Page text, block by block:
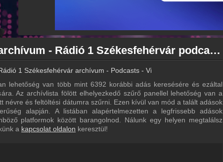
Rádió 1 Székesfehérvár archívum - Rádió 1 Székesfehérvár podcasts - Rádió 1 Székesfehérvár visszahallgatás
1 Székesfehérvár archívum - Podcasts - Visszahallgatás
lehetőség van több mint 6392 korábbi adás keresésére és ezáltal
Az archívlista fölött elhelyezkedő szűrő panellel lehetőség van a
névre és feltöltési dátumra szűrni. Ezen kívül van mód a talált adások
alapján. A listában alapértelmezetten a legfrissebb adások
platformok között barangolnod. Nálunk egy helyen megtalálsz
a kapcsolat oldalon keresztül!